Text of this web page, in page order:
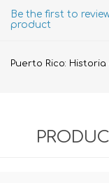
Be the first to
product
Puerto Rico: